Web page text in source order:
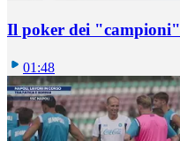
Il poker dei "campioni"
01:48